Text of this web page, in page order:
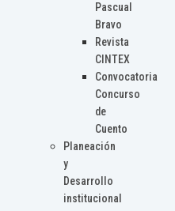
Pascual
Bravo
Revista
CINTEX
Convocatoria
Concurso
de
Cuento
Planeación
y
Desarrollo
institucional